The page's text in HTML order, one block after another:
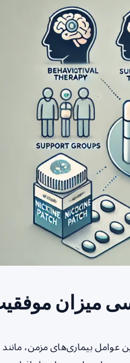
میزان
بیماری‌های مزمن، مانند